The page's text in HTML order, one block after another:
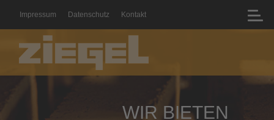
Impressum Datenschutz Kontakt